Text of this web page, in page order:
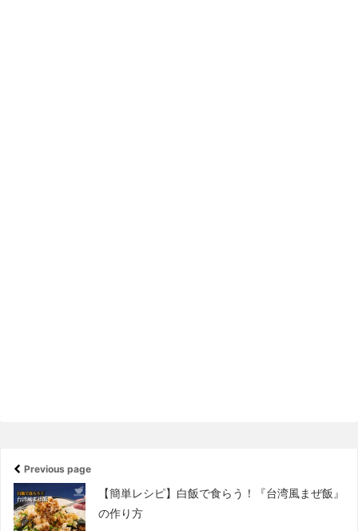
Previous page
【簡単レシピ】白飯で食らう！『台湾風まぜ飯』
の作り方